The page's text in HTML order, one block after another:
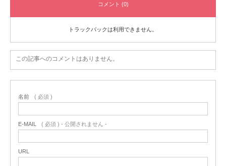
コメント (0)
トラックバックは利用できません。
この記事へのコメントはありません。
名前 ( 必須 )
E-MAIL ( 必須 ) - 公開されません -
URL